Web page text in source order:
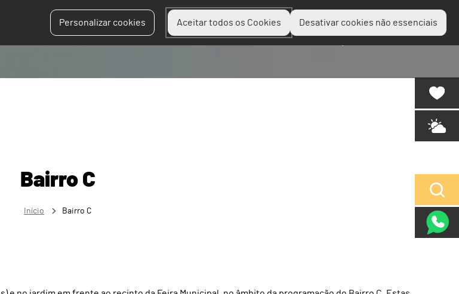
Personalizar cookies Aceitar todos os Cookies Desativar cookies não essenciais
Planear Descobrir
Bairro C
Início Bairro C